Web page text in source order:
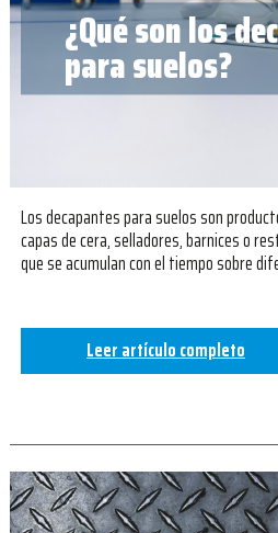
¿Qué son los
para suelos?
Los decapantes para suelos son
capas de cera, selladores, barnices o
que se acumulan con el tiempo sobre
Leer artículo completo